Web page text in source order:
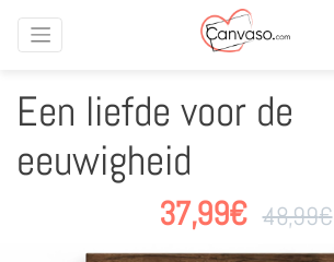
Een liefde voor de
eeuwigheid
37,99€ 48,99€